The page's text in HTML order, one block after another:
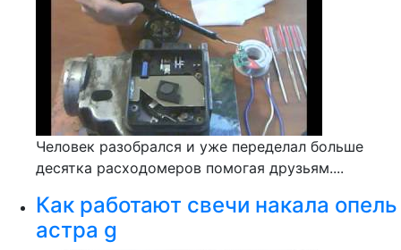
Человек разобрался и уже переделал больше
десятка расходомеров помогая друзьям....
Как работают свечи накала опель
астра g